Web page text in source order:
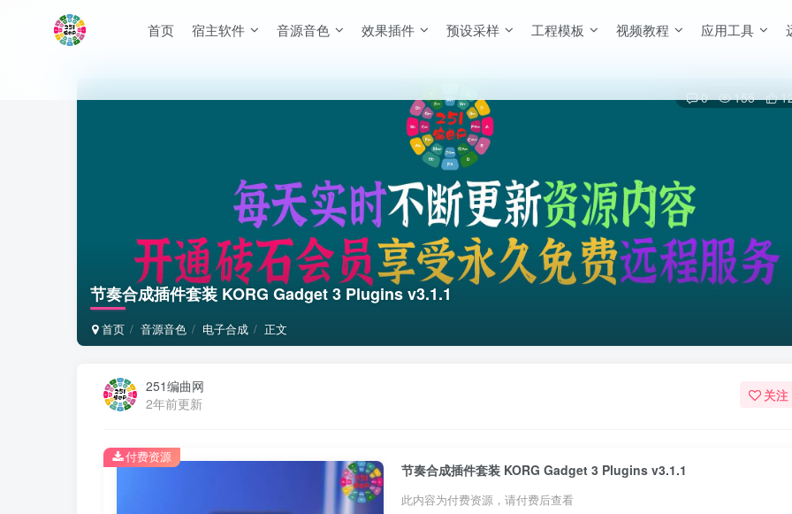
首页 宿主软件 音源音色 效果插件 预设采样 工程模板 视频教程 应用工具
节奏合成插件套装 KORG Gadget 3 Plugins v3.1.1
首页 音源音色 电子合成 正文
0 155
251编曲网
2年前更新
关注
节奏合成插件套装 KORG Gadget 3 Plugins v3.1.1
此内容为付费资源，请付费后查看
付费资源